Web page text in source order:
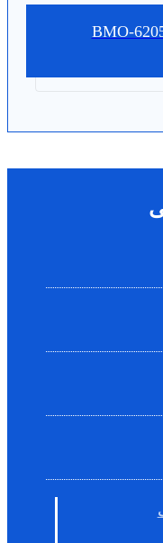
BMO-